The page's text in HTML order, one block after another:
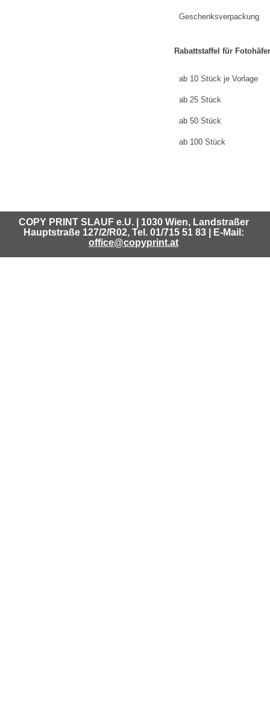
Geschenksverpackung
Rabattstaffel für
ab 10 Stück je Vorlage
ab 25 Stück
ab 50 Stück
ab 100 Stück
COPY PRINT SLAUF e.U. | 1030 Wien, Landstraßer
Hauptstraße 127/2/R02, Tel. 01/715 51 83 | E-Mail:
office@copyprint.at